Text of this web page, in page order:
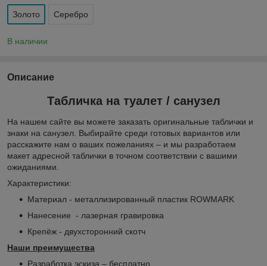
Золото Серебро
В наличии
Описание
Табличка на туалет / санузел
На нашем сайте вы можете заказать оригинальные таблички и
знаки на санузел. Выбирайте среди готовых вариантов или
расскажите нам о ваших пожеланиях – и мы разработаем
макет адресной таблички в точном соответствии с вашими
ожиданиями.
Характеристики:
Материал - металлизированный пластик ROWMARK
Нанесение - лазерная гравировка
Крепёж - двухсторонний скотч
Наши преимущества
Разработка эскиза – бесплатно.